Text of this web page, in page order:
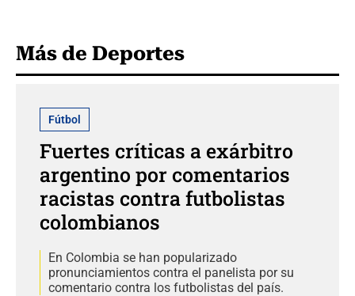
Más de Deportes
Fútbol
Fuertes críticas a exárbitro
argentino por comentarios
racistas contra futbolistas
colombianos
En Colombia se han popularizado
pronunciamientos contra el panelista por su
comentario contra los futbolistas del país.